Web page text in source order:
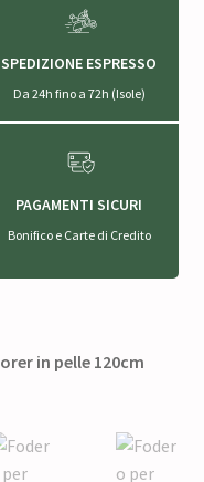
SPEDIZIONE ESPRESSO
Da 24h fino a 72h (Isole)
PAGAMENTI SICURI
Bonifico e Carte di Credito